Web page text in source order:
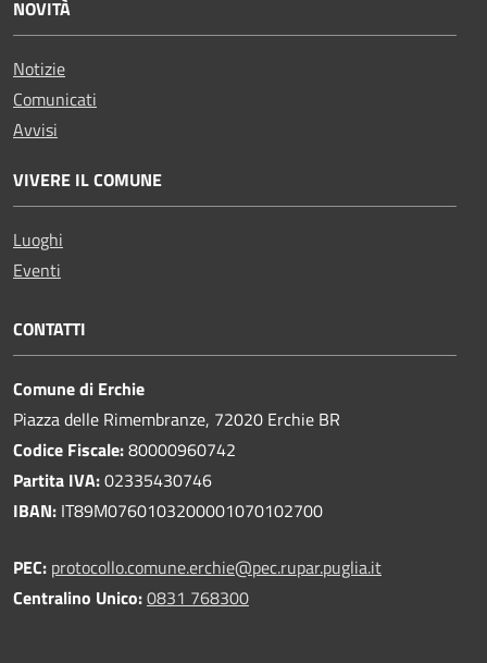
NOVITÀ
Notizie
Comunicati
Avvisi
VIVERE IL COMUNE
Luoghi
Eventi
CONTATTI
Comune di Erchie
Piazza delle Rimembranze, 72020 Erchie BR
Codice Fiscale:80000960742
Partita IVA:02335430746
IBAN: IT89M0760103200001070102700
PEC: protocollo.comune.erchie@pec.rupar.puglia.it
Centralino Unico:0831 768300